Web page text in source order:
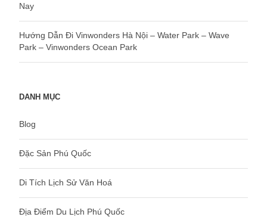
Nay
Hướng Dẫn Đi Vinwonders Hà Nội – Water Park – Wave
Park – Vinwonders Ocean Park
DANH MỤC
Blog
Đặc Sản Phú Quốc
Di Tích Lịch Sử Văn Hoá
Địa Điểm Du Lịch Phú Quốc